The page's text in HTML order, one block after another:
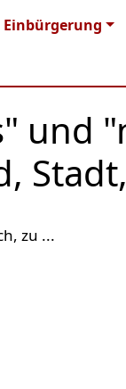
Einbürgerung
und
zu ...